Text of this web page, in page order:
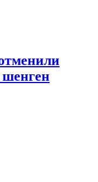
шенген